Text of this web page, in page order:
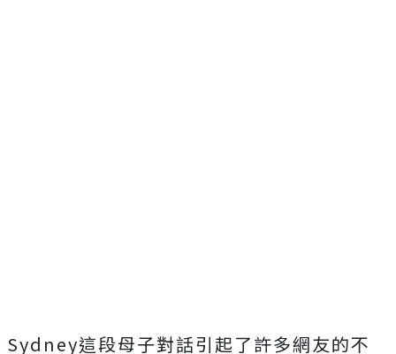
Sydney這段母子對話引起了許多網友的不